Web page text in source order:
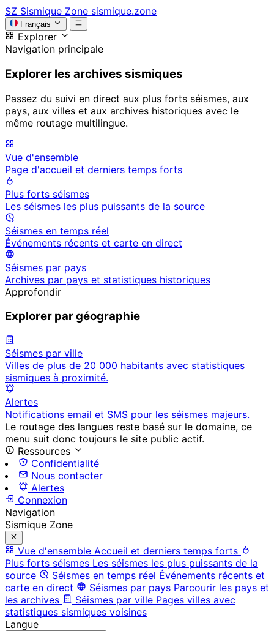
SZ Sismique Zone sismique.zone
Français
Explorer
Navigation principale
Explorer les archives sismiques
Passez du suivi en direct aux plus forts séismes, aux
pays, aux villes et aux archives historiques avec le
même routage multilingue.
Vue d'ensemble
Page d'accueil et derniers temps forts
Plus forts séismes
Les séismes les plus puissants de la source
Séismes en temps réel
Événements récents et carte en direct
Séismes par pays
Archives par pays et statistiques historiques
Approfondir
Explorer par géographie
Séismes par ville
Villes de plus de 20 000 habitants avec statistiques
sismiques à proximité.
Alertes
Notifications email et SMS pour les séismes majeurs.
Le routage des langues reste basé sur le domaine, ce
menu suit donc toujours le site public actif.
Ressources
Confidentialité
Nous contacter
Alertes
Connexion
Navigation
Sismique Zone
Vue d'ensemble Accueil et derniers temps forts
Plus forts séismes Les séismes les plus puissants de la
source
Séismes en temps réel Événements récents et
carte en direct
Séismes par pays Parcourir les pays et
les archives
Séismes par ville Pages villes avec
statistiques sismiques voisines
Langue